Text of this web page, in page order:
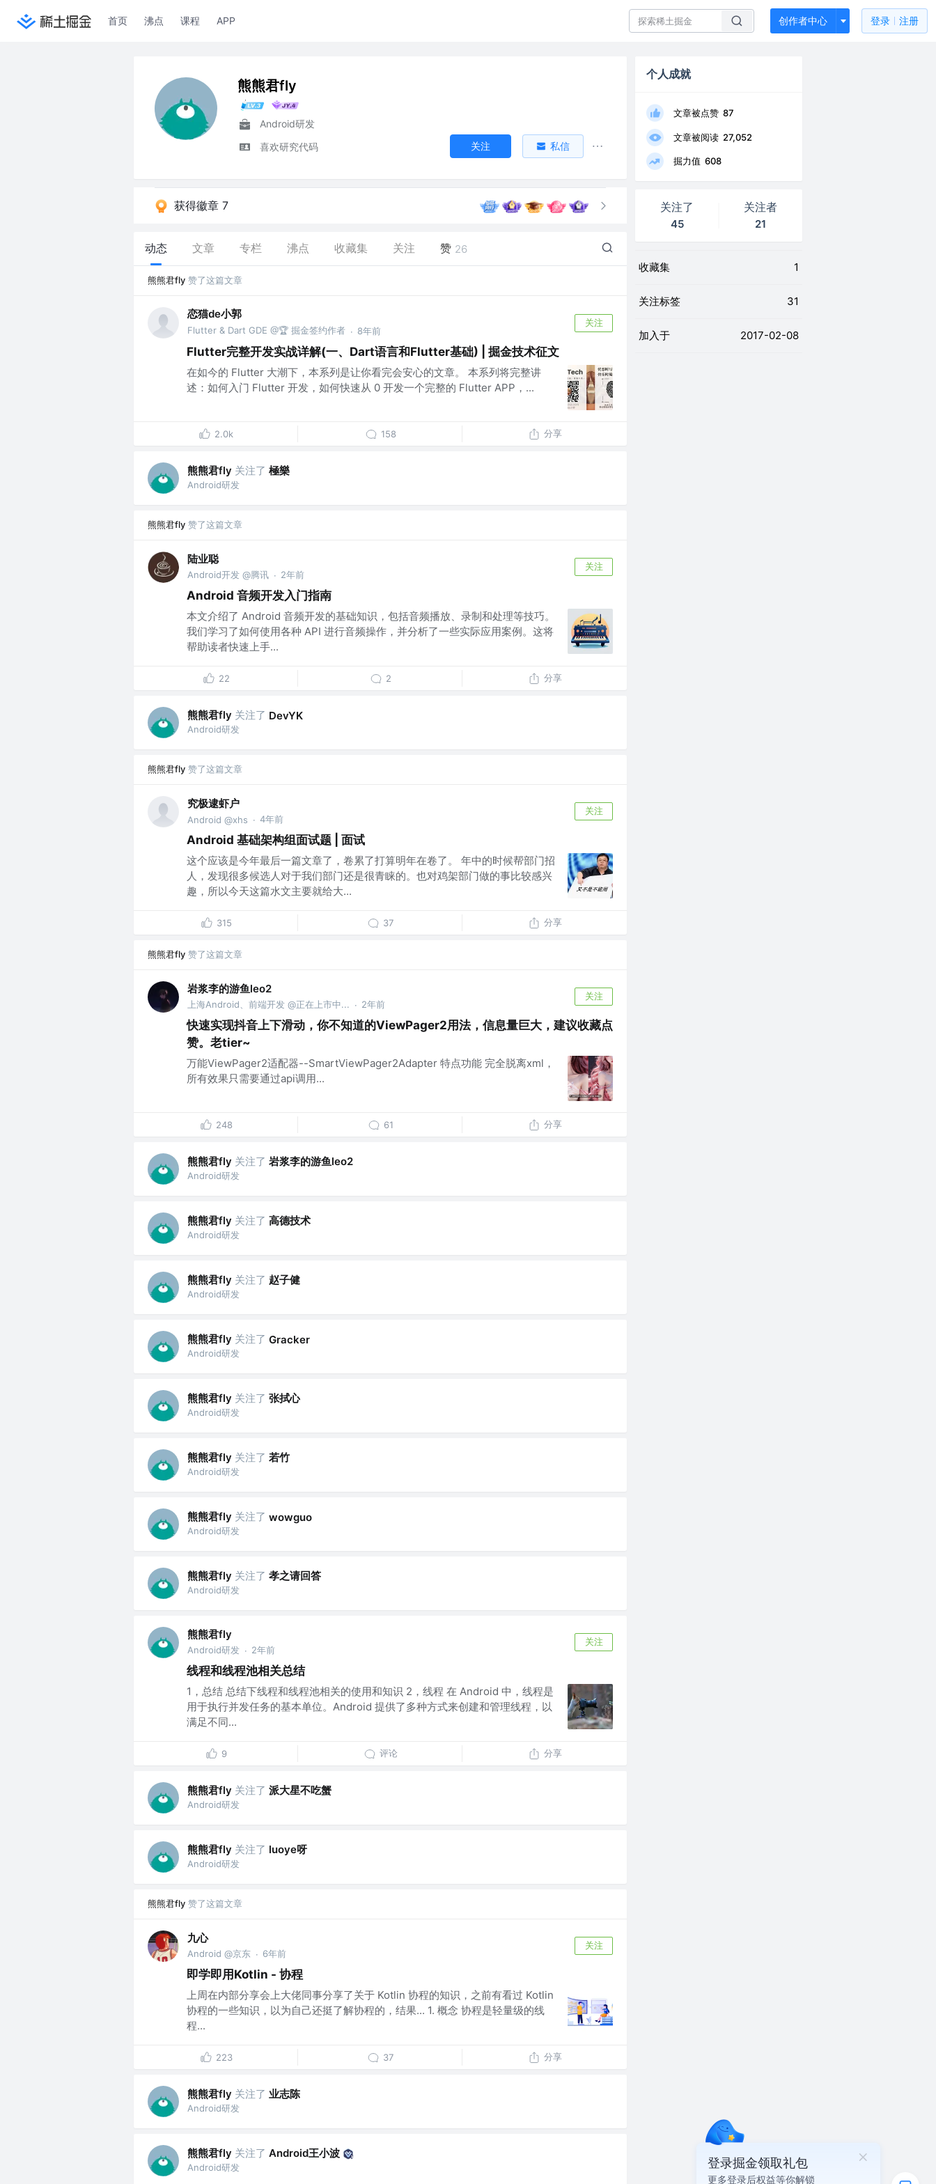
首页 沸点 课程 APP 创作者中心 登录 注册
熊熊君fly
Android研发
喜欢研究代码
关注 私信
获得徽章 7
动态 文章 专栏 沸点 收藏集 关注 赞 26
熊熊君fly 赞了这篇文章
恋猫de小郭
Flutter & Dart GDE @🏆 掘金签约作者 · 8年前
关注
Flutter完整开发实战详解(一、Dart语言和Flutter基础) | 掘金技术征文
在如今的 Flutter 大潮下，本系列是让你看完会安心的文章。 本系列将完整讲
述：如何入门 Flutter 开发，如何快速从 0 开发一个完整的 Flutter APP，...
2.0k 158 分享
熊熊君fly 关注了 極樂
Android研发
熊熊君fly 赞了这篇文章
陆业聪
Android开发 @腾讯 · 2年前
关注
Android 音频开发入门指南
本文介绍了 Android 音频开发的基础知识，包括音频播放、录制和处理等技巧。
我们学习了如何使用各种 API 进行音频操作，并分析了一些实际应用案例。这将
帮助读者快速上手...
22 2 分享
熊熊君fly 关注了 DevYK
Android研发
熊熊君fly 赞了这篇文章
究极逮虾户
Android @xhs · 4年前
关注
Android 基础架构组面试题 | 面试
这个应该是今年最后一篇文章了，卷累了打算明年在卷了。 年中的时候帮部门招
人，发现很多候选人对于我们部门还是很青睐的。也对鸡架部门做的事比较感兴
趣，所以今天这篇水文主要就给大...
315 37 分享
熊熊君fly 赞了这篇文章
岩浆李的游鱼leo2
上海Android、前端开发 @正在上市中... · 2年前
关注
快速实现抖音上下滑动，你不知道的ViewPager2用法，信息量巨大，建议收藏点
赞。老tier~
万能ViewPager2适配器--SmartViewPager2Adapter 特点功能 完全脱离xml，
所有效果只需要通过api调用...
248 61 分享
熊熊君fly 关注了 岩浆李的游鱼leo2
Android研发
熊熊君fly 关注了 高德技术
Android研发
熊熊君fly 关注了 赵子健
Android研发
熊熊君fly 关注了 Gracker
Android研发
熊熊君fly 关注了 张拭心
Android研发
熊熊君fly 关注了 若竹
Android研发
熊熊君fly 关注了 wowguo
Android研发
熊熊君fly 关注了 孝之请回答
Android研发
熊熊君fly
Android研发 · 2年前
关注
线程和线程池相关总结
1，总结 总结下线程和线程池相关的使用和知识 2，线程 在 Android 中，线程是
用于执行并发任务的基本单位。Android 提供了多种方式来创建和管理线程，以
满足不同...
9 评论 分享
熊熊君fly 关注了 派大星不吃蟹
Android研发
熊熊君fly 关注了 luoye呀
Android研发
熊熊君fly 赞了这篇文章
九心
Android @京东 · 6年前
关注
即学即用Kotlin - 协程
上周在内部分享会上大佬同事分享了关于 Kotlin 协程的知识，之前有看过 Kotlin
协程的一些知识，以为自己还挺了解协程的，结果... 1. 概念 协程是轻量级的线
程...
223 37 分享
熊熊君fly 关注了 业志陈
Android研发
熊熊君fly 关注了 Android王小波
Android研发
个人成就
文章被点赞 87
文章被阅读 27,052
掘力值 608
关注了
45
关注者
21
收藏集 1
关注标签 31
加入于 2017-02-08
登录掘金领取礼包
更多登录后权益等你解锁